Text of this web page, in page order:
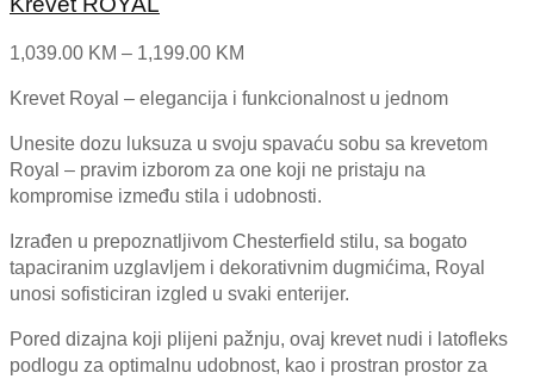
1,039.00 KM – 1,199.00 KM
1,039.00 KM
1,199.00 KM
Krevet Royal – elegancija i funkcionalnost u jednom
Unesite dozu luksuza u svoju spavaću sobu sa krevetom
Royal – pravim izborom za one koji ne pristaju na
kompromise između stila i udobnosti.
Izrađen u prepoznatljivom Chesterfield stilu, sa bogato
tapaciranim uzglavljem i dekorativnim dugmićima, Royal
unosi sofisticiran izgled u svaki enterijer.
Pored dizajna koji plijeni pažnju, ovaj krevet nudi i latofleks
podlogu za optimalnu udobnost, kao i prostran prostor za